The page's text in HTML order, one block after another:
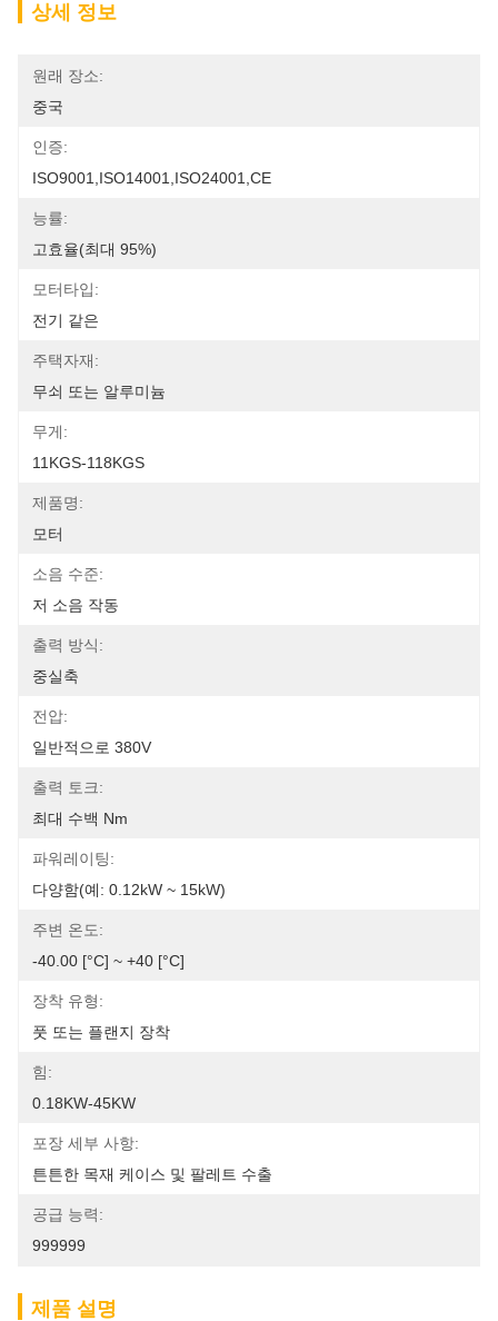
상세 정보
원래 장소:
중국
인증:
ISO9001,ISO14001,ISO24001,CE
능률:
고효율(최대 95%)
모터타입:
전기 같은
주택자재:
무쇠 또는 알루미늄
무게:
11KGS-118KGS
제품명:
모터
소음 수준:
저 소음 작동
출력 방식:
중실축
전압:
일반적으로 380V
출력 토크:
최대 수백 Nm
파워레이팅:
다양함(예: 0.12kW ~ 15kW)
주변 온도:
-40.00 [°C] ~ +40 [°C]
장착 유형:
풋 또는 플랜지 장착
힘:
0.18KW-45KW
포장 세부 사항:
튼튼한 목재 케이스 및 팔레트 수출
공급 능력:
999999
제품 설명